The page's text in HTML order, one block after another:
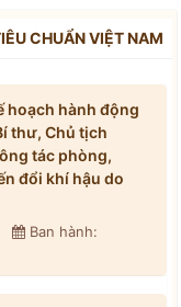
CHUẨN VIỆT NAM
hoạch hành động
thư, Chủ tịch
tác phòng,
đổi khí hậu do
Ban hành: